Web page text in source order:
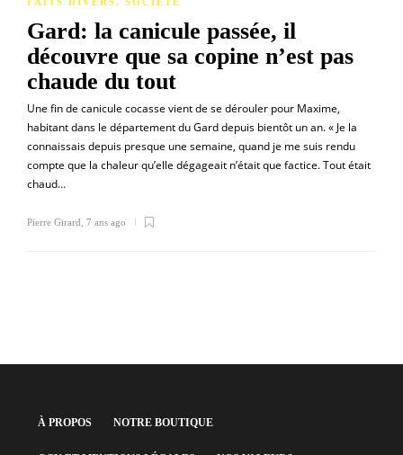
Gard: la canicule passée, il
découvre que sa copine n’est pas
chaude du tout
Une fin de canicule cocasse vient de se dérouler pour Maxime,
habitant dans le département du Gard depuis bientôt un an. « Je la
connaissais depuis presque une semaine, quand je me suis rendu
compte que la chaleur qu’elle dégageait n’était que factice. Tout était
chaud…
Pierre Girard 7 ans ago
À PROPOS NOTRE BOUTIQUE